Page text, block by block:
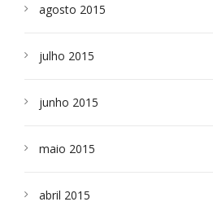
agosto 2015
julho 2015
junho 2015
maio 2015
abril 2015